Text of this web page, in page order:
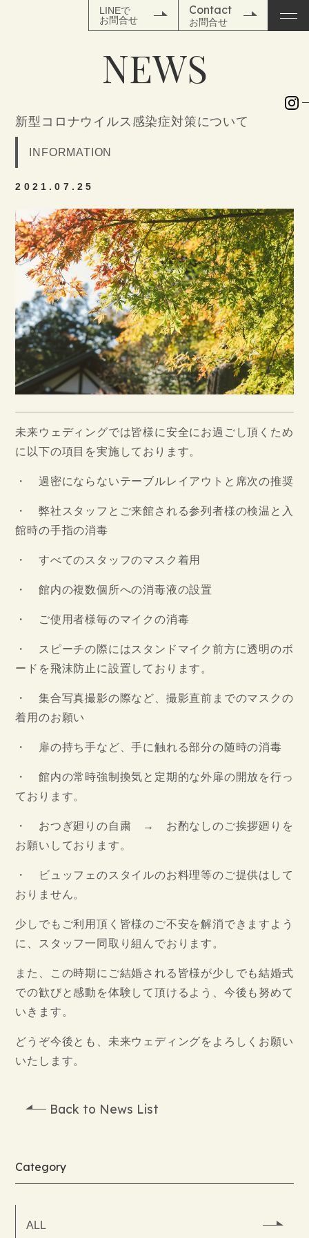
LINEで
お問合せ
Contact
お問合せ
NEWS
新型コロナウイルス感染症対策について
INFORMATION
2021.07.25
未来ウェディングでは皆様に安全にお過ごし頂くため
に以下の項目を実施しております。
・ 過密にならないテーブルレイアウトと席次の推奨
・ 弊社スタッフとご来館される参列者様の検温と入
館時の手指の消毒
・ すべてのスタッフのマスク着用
・ 館内の複数個所への消毒液の設置
・ ご使用者様毎のマイクの消毒
・ スピーチの際にはスタンドマイク前方に透明のボ
ードを飛沫防止に設置しております。
・ 集合写真撮影の際など、撮影直前までのマスクの
着用のお願い
・ 扉の持ち手など、手に触れる部分の随時の消毒
・ 館内の常時強制換気と定期的な外扉の開放を行っ
ております。
・ おつぎ廻りの自粛 → お酌なしのご挨拶廻りを
お願いしております。
・ ビュッフェのスタイルのお料理等のご提供はして
おりません。
少しでもご利用頂く皆様のご不安を解消できますよう
に、スタッフ一同取り組んでおります。
また、この時期にご結婚される皆様が少しでも結婚式
での歓びと感動を体験して頂けるよう、今後も努めて
いきます。
どうぞ今後とも、未来ウェディングをよろしくお願い
いたします。
Back to News List
Category
ALL
TOP
NEWS
SPACE
WEDDING PLAN
PHOTO&MOVIE
STORIES
ACCESS
CONTACT
DRESS&KIMONO